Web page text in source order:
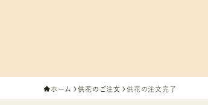
ホーム 供花のご注文 供花の注文完了